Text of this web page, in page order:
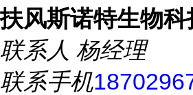
扶风斯诺特生物科
联系人 杨经理
联系手机